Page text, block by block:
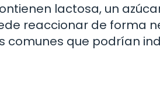
lactosa, un
reaccionar de forma
comunes que podrían